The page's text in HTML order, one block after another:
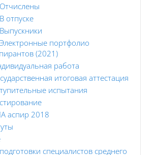
Отчислены
В отпуске
Выпускники
Электронные портфолио
(2021)
работа
итоговая аттестация
испытания
аспир 2018
специалистов среднего